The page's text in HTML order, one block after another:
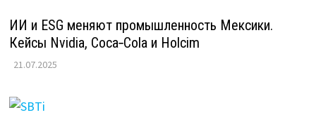
ИИ и ESG меняют промышленность Мексики.
Кейсы Nvidia, Coca‑Cola и Holcim
21.07.2025